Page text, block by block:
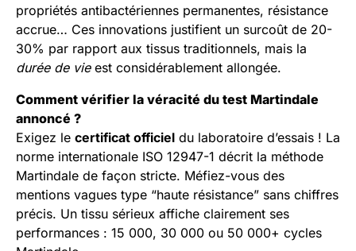
propriétés antibactériennes permanentes, résistance
accrue… Ces innovations justifient un surcoût de 20-
30% par rapport aux tissus traditionnels, mais la
durée de vieest considérablement allongée.
Comment vérifier la véracité du test Martindale
annoncé ?
Exigez le certificat officiel du laboratoire d’essais ! La
norme internationale ISO 12947-1 décrit la méthode
Martindale de façon stricte. Méfiez-vous des
mentions vagues type “haute résistance” sans chiffres
précis. Un tissu sérieux affiche clairement ses
performances : 15 000, 30 000 ou 50 000+ cycles